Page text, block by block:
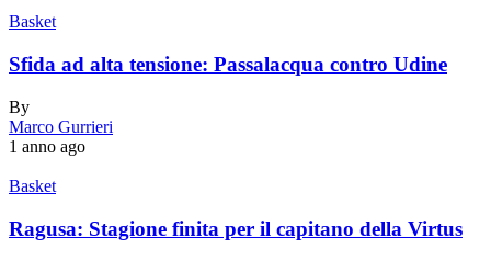
Basket
Sfida ad alta tensione: Passalacqua contro Udine
By
Marco Gurrieri
1 anno ago
Basket
Ragusa: Stagione finita per il capitano della Virtus